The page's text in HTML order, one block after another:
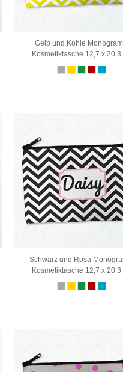
Gelb und Kohle
Kosmetiktasche 12,7 x 20,3
...
Schwarz und Rosa
Kosmetiktasche 12,7 x 20,3
...